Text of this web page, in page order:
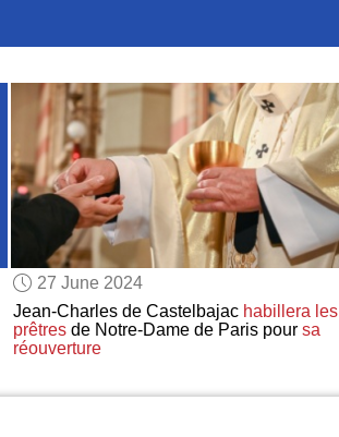
27 June 2024
Jean-Charles de Castelbajac habillera les
prêtresde Notre-Dame de Paris pour sa
réouverture